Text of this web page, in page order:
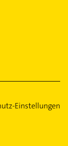
Einstellungen